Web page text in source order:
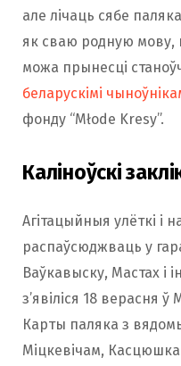
але лічаць сябе
як сваю родную мову,
можа прынесці
беларускімі
фонду “Młode Kresy”.
Каліноўскі
Агітацыйныя улёткі і
распаўсюджваць у
Ваўкавыску, Мастах і
з’явіліся 18 верасня
Карты паляка з
Міцкевічам,